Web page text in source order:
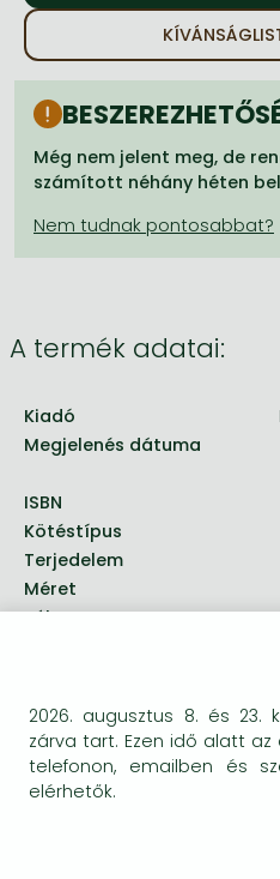
Frieren manga
Bleach manga
One-Punch Man manga
Még nem jelent meg, de
számított néhány héten
A termék adatai:
Kiadó
Megjelenés dátuma
ISBN
Kötéstípus
Terjedelem
Méret
Súly
Kategóriák
Parapszichológia,
2026. augusztus 8. és 23.
zárva tart. Ezen idő alatt az
telefonon, emailben és
elérhetők.